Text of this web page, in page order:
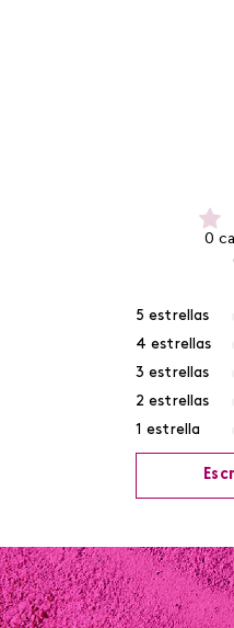
0
5 estrellas
4 estrellas
3 estrellas
2 estrellas
1 estrella
Título